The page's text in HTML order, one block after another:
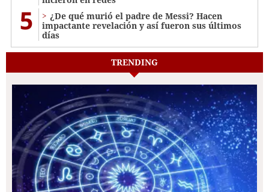
5
¿De qué murió el padre de Messi? Hacen
impactante revelación y así fueron sus últimos
días
TRENDING